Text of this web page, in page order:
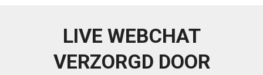
LIVE WEBCHAT
VERZORGD DOOR